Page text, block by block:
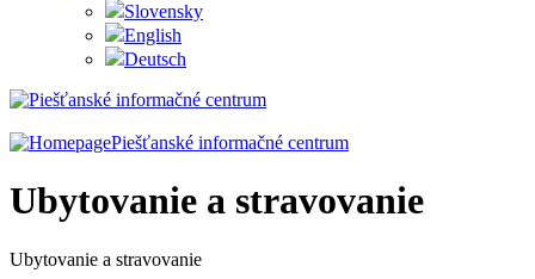
Slovensky
English
Deutsch
Piešťanské informačné centrum
Ubytovanie a stravovanie
Ubytovanie a stravovanie